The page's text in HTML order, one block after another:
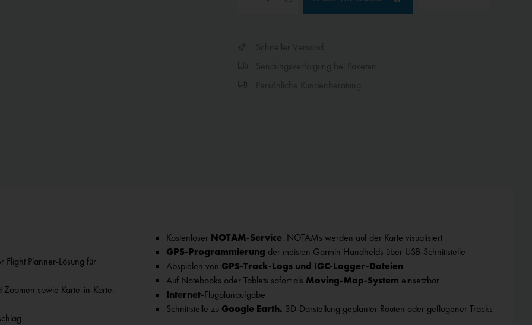
Flight Planner-Lösung für
Zoomen sowie Karte-in-Karte-
Kostenloser NOTAM-Service. NOTAMs werden auf der Karte visualisiert
GPS-Programmierung der meisten Garmin Handhelds über USB-Schnittstelle
Abspielen von GPS-Track-Logs und IGC-Logger-Dateien
Auf Notebooks oder Tablets sofort als Moving-Map-System einsetzbar
Internet-Flugplanaufgabe
Schnittstelle zu Google Earth. 3D-Darstellung geplanter Routen oder geflogener Tracks